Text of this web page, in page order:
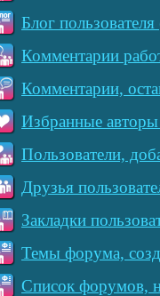
Блог
Комментарии
Комментарии,
Избранные авторы
Пользователи,
Друзья
Закладки
Темы форума,
Список форумов,